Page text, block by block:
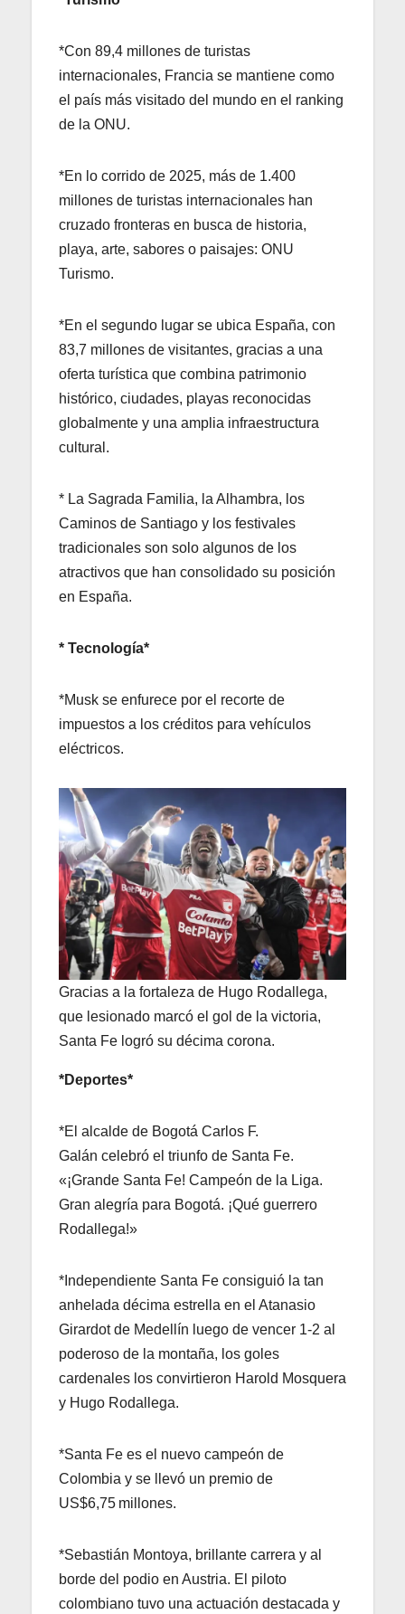
*Con 89,4 millones de turistas
internacionales, Francia se mantiene como
el país más visitado del mundo en el ranking
de la ONU.
*En lo corrido de 2025, más de 1.400
millones de turistas internacionales han
cruzado fronteras en busca de historia,
playa, arte, sabores o paisajes: ONU
Turismo.
*En el segundo lugar se ubica España, con
83,7 millones de visitantes, gracias a una
oferta turística que combina patrimonio
histórico, ciudades, playas reconocidas
globalmente y una amplia infraestructura
cultural.
* La Sagrada Familia, la Alhambra, los
Caminos de Santiago y los festivales
tradicionales son solo algunos de los
atractivos que han consolidado su posición
en España.
* Tecnología*
*Musk se enfurece por el recorte de
impuestos a los créditos para vehículos
eléctricos.
Gracias a la fortaleza de Hugo Rodallega,
que lesionado marcó el gol de la victoria,
Santa Fe logró su décima corona.
*Deportes*
*El alcalde de Bogotá Carlos F.
Galán celebró el triunfo de Santa Fe.
«¡Grande Santa Fe! Campeón de la Liga.
Gran alegría para Bogotá. ¡Qué guerrero
Rodallega!»
*Independiente Santa Fe consiguió la tan
anhelada décima estrella en el Atanasio
Girardot de Medellín luego de vencer 1-2 al
poderoso de la montaña, los goles
cardenales los convirtieron Harold Mosquera
y Hugo Rodallega.
*Santa Fe es el nuevo campeón de
Colombia y se llevó un premio de
US$6,75 millones.
*Sebastián Montoya, brillante carrera y al
borde del podio en Austria. El piloto
colombiano tuvo una actuación destacada y